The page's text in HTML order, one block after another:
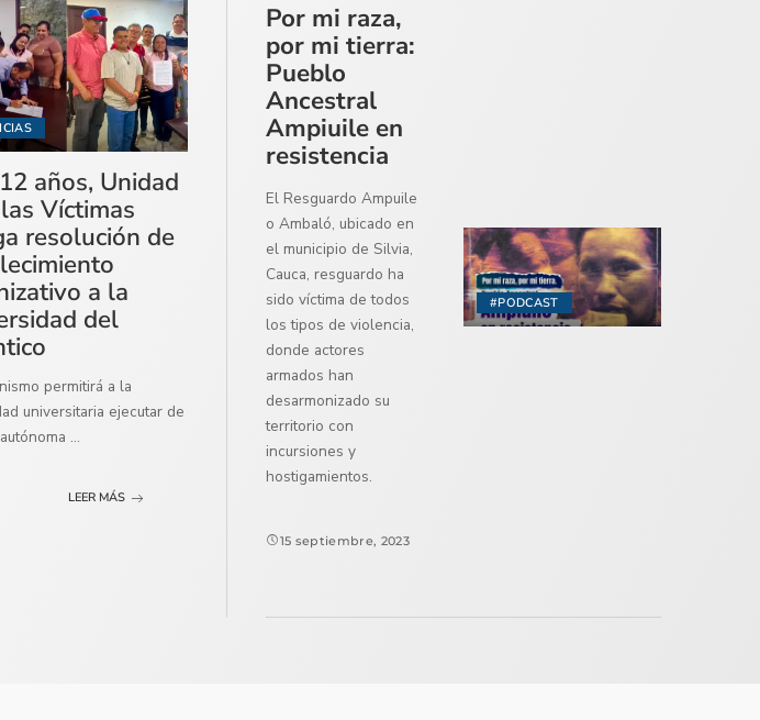
años, Unidad
Víctimas
resolución de
a la
del
permitirá a la
universitaria ejecutar de
...
LEER MÁS
#PODCAST
Por mi raza,
por mi tierra:
Pueblo
Ancestral
Ampiuile en
resistencia
El Resguardo Ampuile
o Ambaló, ubicado en
el municipio de Silvia,
Cauca, resguardo ha
sido víctima de todos
los tipos de violencia,
donde actores
armados han
desarmonizado su
territorio con
incursiones y
hostigamientos.
15 septiembre, 2023